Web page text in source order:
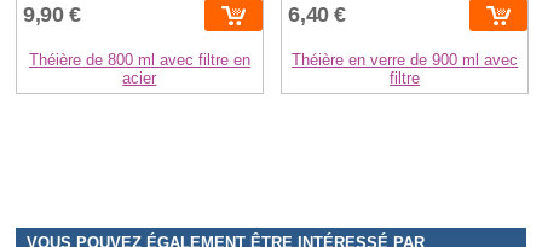
9,90 €
Théière de 800 ml avec filtre en
acier
6,40 €
Théière en verre de 900 ml avec
filtre
VOUS POUVEZ ÉGALEMENT ÊTRE INTÉRESSÉ PAR